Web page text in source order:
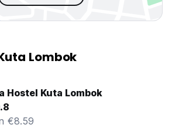
Lombok
Hostel Kuta Lombok
€8.59